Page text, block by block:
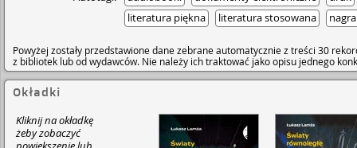
literatura piękna
literatura stosowana
Powyżej zostały przedstawione dane zebrane automatycznie z treści 30
z bibliotek lub od wydawców. Nie należy ich traktować jako opisu jednego
Okładki
Kliknij na okładkę
żeby zobaczyć